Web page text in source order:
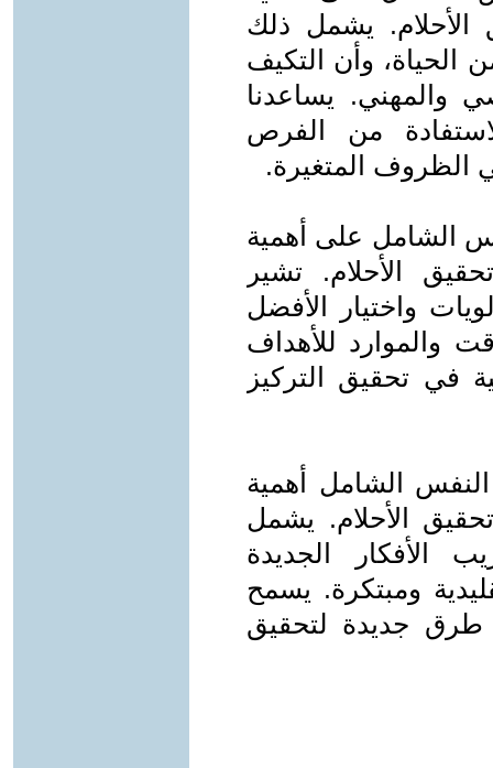
الأحلام. يشمل ذلك
الحياة، وأن التكيف
والمهني. يساعدنا
من الفرص
الظروف المتغيرة.
الشامل على أهمية
الأحلام. تشير
واختيار الأفضل
والموارد للأهداف
في تحقيق التركيز
النفس الشامل أهمية
الأحلام. يشمل
الأفكار الجديدة
ومبتكرة. يسمح
طرق جديدة لتحقيق